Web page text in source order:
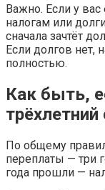
Важно. Если у
налогам или
сначала зачтёт
Если долгов нет,
полностью.
Как быть,
трёхлетний
По общему
переплаты — три
года прошли —